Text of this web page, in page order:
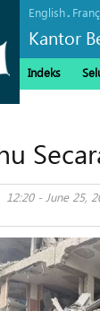
English.
Kantor
Indeks
12:20 - June 25,